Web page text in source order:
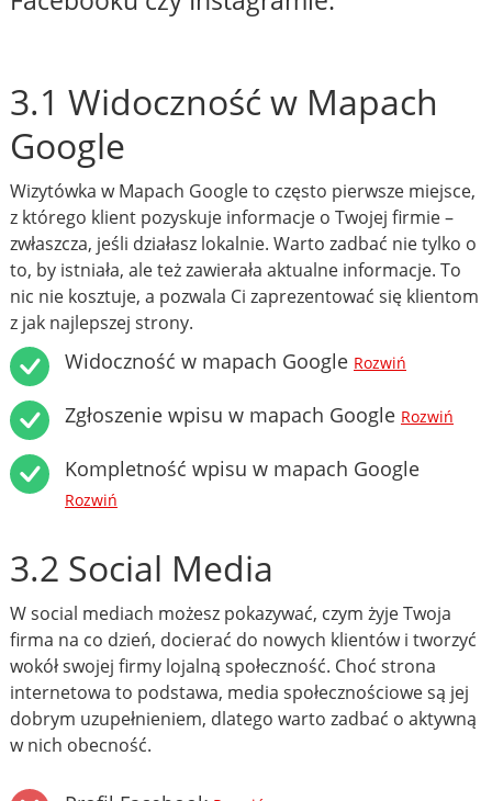
3.1 Widoczność w Mapach
Google
Wizytówka w Mapach Google to często pierwsze miejsce,
z którego klient pozyskuje informacje o Twojej firmie –
zwłaszcza, jeśli działasz lokalnie. Warto zadbać nie tylko o
to, by istniała, ale też zawierała aktualne informacje. To
nic nie kosztuje, a pozwala Ci zaprezentować się klientom
z jak najlepszej strony.
Widoczność w mapach Google Rozwiń
Zgłoszenie wpisu w mapach Google Rozwiń
Kompletność wpisu w mapach Google
Rozwiń
3.2 Social Media
W social mediach możesz pokazywać, czym żyje Twoja
firma na co dzień, docierać do nowych klientów i tworzyć
wokół swojej firmy lojalną społeczność. Choć strona
internetowa to podstawa, media społecznościowe są jej
dobrym uzupełnieniem, dlatego warto zadbać o aktywną
w nich obecność.